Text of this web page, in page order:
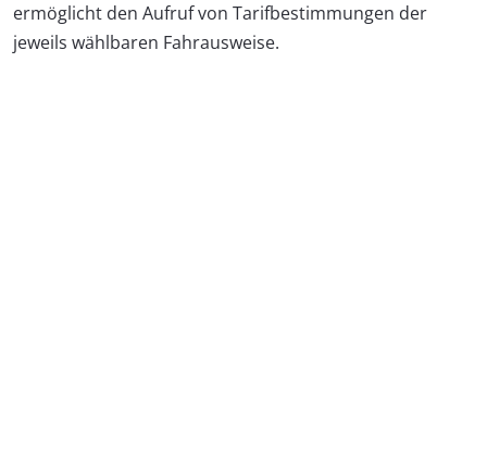
ermöglicht den Aufruf von Tarifbestimmungen der
jeweils wählbaren Fahraus­weise.